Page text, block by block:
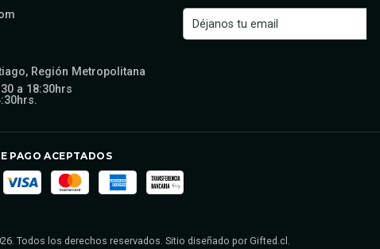
Región Metropolitana
a 18:30hrs
PAGO ACEPTADOS
Todos los derechos reservados. Sitio diseñado porGifted.cl .